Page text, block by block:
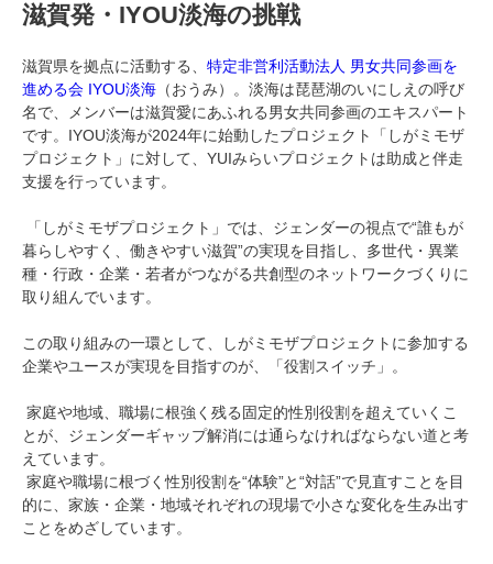
滋賀発・IYOU淡海の挑戦
滋賀県を拠点に活動する、 特定非営利活動法人 男女共同参画を
進める会 IYOU淡海 （おうみ）。淡海は琵琶湖のいにしえの呼び
名で、メンバーは滋賀愛にあふれる男女共同参画のエキスパート
です。IYOU淡海が2024年に始動したプロジェクト「しがミモザ
プロジェクト」に対して、YUIみらいプロジェクトは助成と伴走
支援を行っています。
「しがミモザプロジェクト」では、ジェンダーの視点で“誰もが
暮らしやすく、働きやすい滋賀”の実現を目指し、多世代・異業
種・行政・企業・若者がつながる共創型のネットワークづくりに
取り組んでいます。
この取り組みの一環として、しがミモザプロジェクトに参加する
企業やユースが実現を目指すのが、「役割スイッチ」。
家庭や地域、職場に根強く残る固定的性別役割を超えていくこ
とが、ジェンダーギャップ解消には通らなければならない道と考
えています。
家庭や職場に根づく性別役割を“体験”と“対話”で見直すことを目
的に、家族・企業・地域それぞれの現場で小さな変化を生み出す
ことをめざしています。